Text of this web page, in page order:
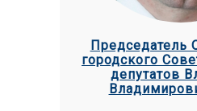
Председатель
городского
депутатов